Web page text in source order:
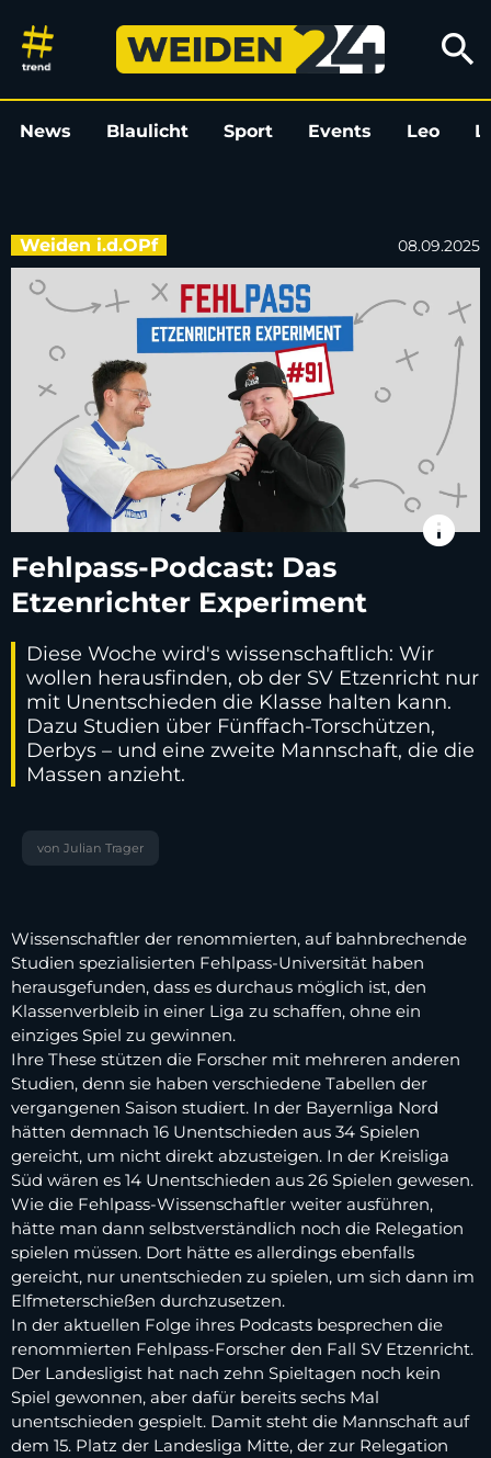
Fehlpass-Podcast: Das
search
News Blaulicht Sport Events Leo
Weiden i.d.OPf 08.09.2025
info
Fehlpass-Podcast: Das
Etzenrichter Experiment
Diese Woche wird's wissenschaftlich: Wir
wollen herausfinden, ob der SV Etzenricht nur
mit Unentschieden die Klasse halten kann.
Dazu Studien über Fünffach-Torschützen,
Derbys – und eine zweite Mannschaft, die die
Massen anzieht.
von Julian Trager
Wissenschaftler der renommierten, auf bahnbrechende
Studien spezialisierten Fehlpass-Universität haben
herausgefunden, dass es durchaus möglich ist, den
Klassenverbleib in einer Liga zu schaffen, ohne ein
einziges Spiel zu gewinnen.
Ihre These stützen die Forscher mit mehreren anderen
Studien, denn sie haben verschiedene Tabellen der
vergangenen Saison studiert. In der Bayernliga Nord
hätten demnach 16 Unentschieden aus 34 Spielen
gereicht, um nicht direkt abzusteigen. In der Kreisliga
Süd wären es 14 Unentschieden aus 26 Spielen gewesen.
Wie die Fehlpass-Wissenschaftler weiter ausführen,
hätte man dann selbstverständlich noch die Relegation
spielen müssen. Dort hätte es allerdings ebenfalls
gereicht, nur unentschieden zu spielen, um sich dann im
Elfmeterschießen durchzusetzen.
In der aktuellen Folge ihres Podcasts besprechen die
renommierten Fehlpass-Forscher den Fall SV Etzenricht.
Der Landesligist hat nach zehn Spieltagen noch kein
Spiel gewonnen, aber dafür bereits sechs Mal
unentschieden gespielt. Damit steht die Mannschaft auf
dem 15. Platz der Landesliga Mitte, der zur Relegation